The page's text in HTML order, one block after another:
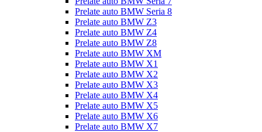
Prelate auto BMW Seria 8
Prelate auto BMW Z3
Prelate auto BMW Z4
Prelate auto BMW Z8
Prelate auto BMW XM
Prelate auto BMW X1
Prelate auto BMW X2
Prelate auto BMW X3
Prelate auto BMW X4
Prelate auto BMW X5
Prelate auto BMW X6
Prelate auto BMW X7